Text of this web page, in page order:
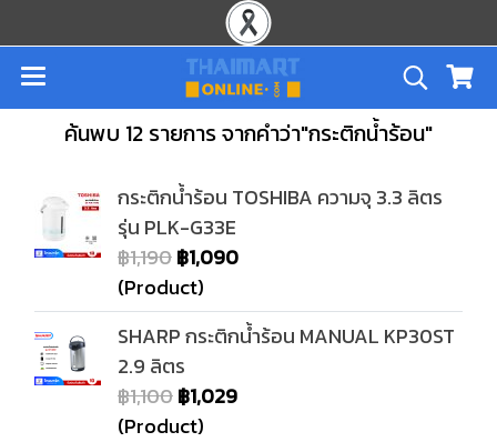
ค้นพบ 12 รายการ จากคำว่า"กระติกน้ำร้อน"
กระติกน้ำร้อน TOSHIBA ความจุ 3.3 ลิตร
รุ่น PLK-G33E
฿1,190฿1,090
(Product)
SHARP กระติกน้ำร้อน MANUAL KP30ST
2.9 ลิตร
฿1,100฿1,029
(Product)